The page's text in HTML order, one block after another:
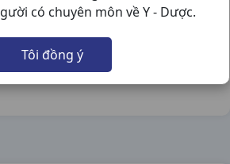
có chuyên môn về Y - Dược.
Tôi đồng ý
xã hội: